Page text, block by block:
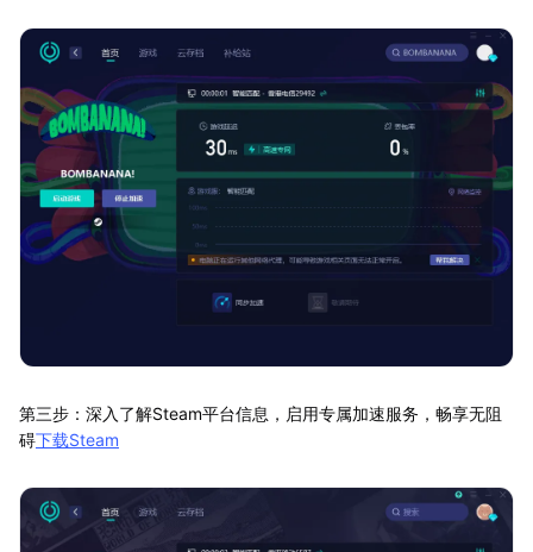
第三步：深入了解Steam平台信息，启用专属加速服务，畅享无阻
碍下载Steam